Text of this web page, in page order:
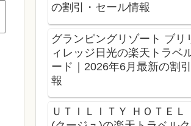
の割引・セール情報
グランピングリゾート ブリ
ィレッジ日光の楽天トラベ
ード｜2026年6月最新の割
報
ＵＴＩＬＩＴＹ ＨＯＴＥＬ